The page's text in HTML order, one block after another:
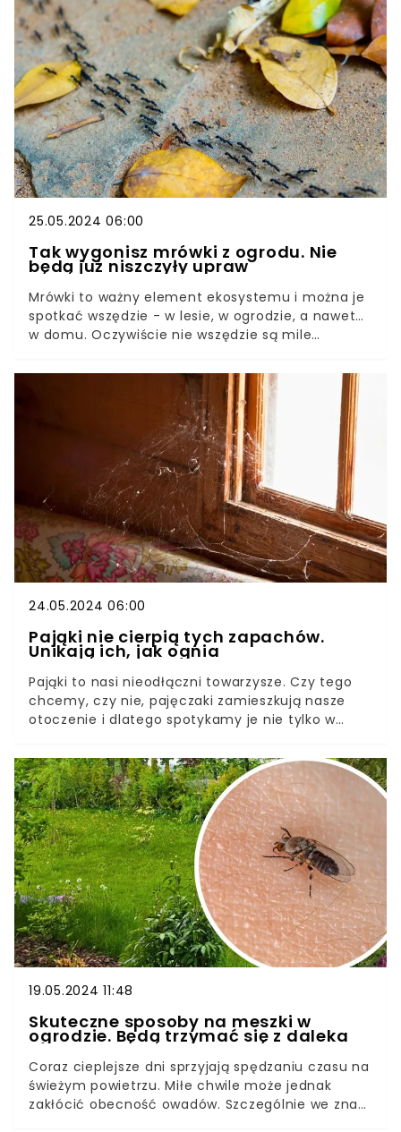
się pomylić z żadnym innym, a właśnie teraz
przypada czas, kiedy turkucie pojawiają się na
powierzchni. Jak pozbyć się tych szkodników z
ogrodu?
25.05.2024 06:00
Tak wygonisz mrówki z ogrodu. Nie
będą już niszczyły upraw
Mrówki to ważny element ekosystemu i można je
spotkać wszędzie - w lesie, w ogrodzie, a nawet…
w domu. Oczywiście nie wszędzie są mile
spowodować poważne szkody w ogrodzie i
zniszczyć uprawy. Nic więc dziwnego, że
ogrodnicy poszukują sprawdzonych sposobów na
pozbycie się tych insektów.
24.05.2024 06:00
Pająki nie cierpią tych zapachów.
Unikają ich, jak ognia
Pająki to nasi nieodłączni towarzysze. Czy tego
chcemy, czy nie, pajęczaki zamieszkują nasze
otoczenie i dlatego spotykamy je nie tylko w
domach i mieszkaniach.W wielu z nas pająki
wywołują negatywne skojarzenia, często niechęć,
a nawet lęk. Czy jednak te stworzenia faktycznie
są szkodliwe? I czy da się ich skutecznie pozbyć?
19.05.2024 11:48
Skuteczne sposoby na meszki w
ogrodzie. Będą trzymać się z daleka
Coraz cieplejsze dni sprzyjają spędzaniu czasu na
świeżym powietrzu. Miłe chwile może jednak
zakłócić obecność owadów. Szczególnie we znaki